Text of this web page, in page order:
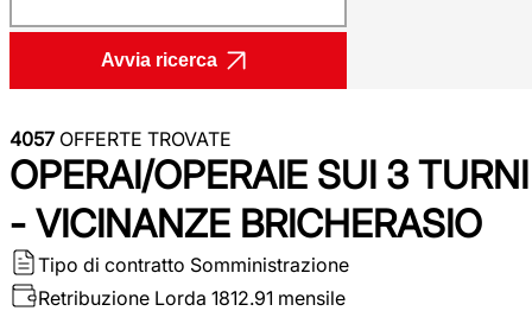
Avvia ricerca
4057 OFFERTE TROVATE
OPERAI/OPERAIE SUI 3 TURNI
- VICINANZE BRICHERASIO
Tipo di contratto Somministrazione
Retribuzione Lorda 1812.91 mensile